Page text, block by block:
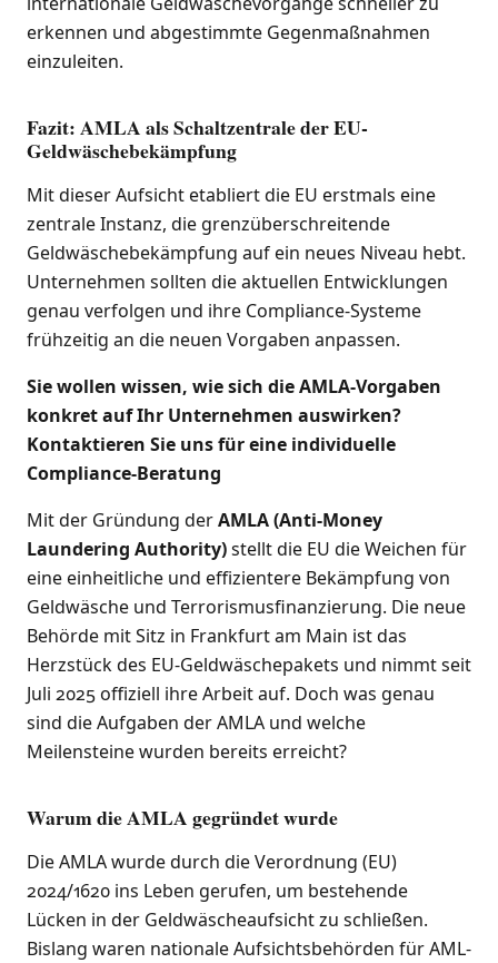
erkennen und abgestimmte Gegenmaßnahmen
einzuleiten.
Fazit: AMLA als Schaltzentrale der EU-
Geldwäschebekämpfung
Mit dieser Aufsicht etabliert die EU erstmals eine
zentrale Instanz, die grenzüberschreitende
Geldwäschebekämpfung auf ein neues Niveau hebt.
Unternehmen sollten die aktuellen Entwicklungen
genau verfolgen und ihre Compliance-Systeme
frühzeitig an die neuen Vorgaben anpassen.
Sie wollen wissen, wie sich die AMLA-Vorgaben
konkret auf Ihr Unternehmen auswirken?
Kontaktieren Sie uns für eine individuelle
Compliance-Beratung
Mit der Gründung derAMLA (Anti-Money
Laundering Authority)stellt die EU die Weichen für
eine einheitliche und effizientere Bekämpfung von
Geldwäsche und Terrorismusfinanzierung. Die neue
Behörde mit Sitz in Frankfurt am Main ist das
Herzstück des EU-Geldwäschepakets und nimmt seit
Juli 2025 offiziell ihre Arbeit auf. Doch was genau
sind die Aufgaben der AMLA und welche
Meilensteine wurden bereits erreicht?
Warum die AMLA gegründet wurde
Die AMLA wurde durch die Verordnung (EU)
2024/1620 ins Leben gerufen, um bestehende
Lücken in der Geldwäscheaufsicht zu schließen.
Bislang waren nationale Aufsichtsbehörden für AML-